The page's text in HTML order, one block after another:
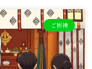
ご祈祷